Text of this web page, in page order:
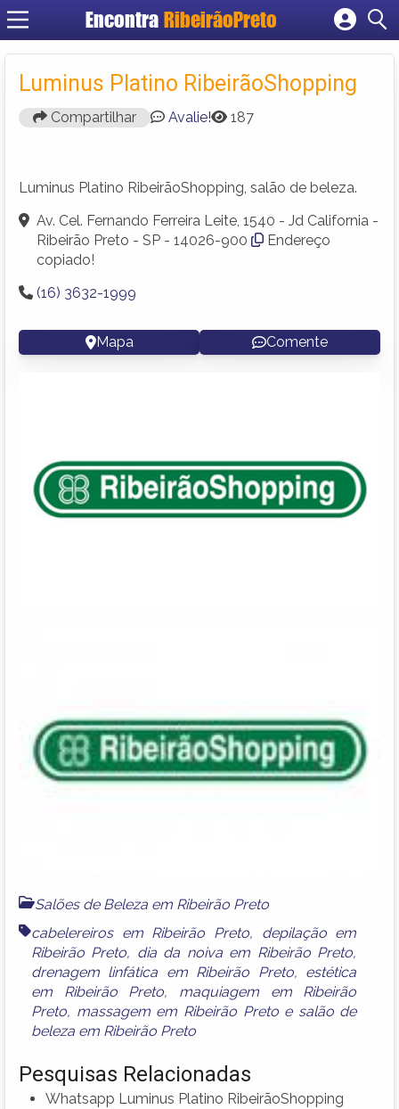
Encontra RibeirãoPreto
Cadastrar empresa
Fazer login
Criar conta
Luminus Platino RibeirãoShopping
Compartilhar Avalie! 187
Luminus Platino RibeirãoShopping, salão de beleza.
Av. Cel. Fernando Ferreira Leite, 1540 - Jd California -
Ribeirão Preto - SP - 14026-900
Endereço
copiado!
(16) 3632-1999
Mapa Comente
Salões de Beleza em Ribeirão Preto
cabelereiros em Ribeirão Preto, depilação em
Ribeirão Preto, dia da noiva em Ribeirão Preto,
drenagem linfática em Ribeirão Preto, estética
em Ribeirão Preto, maquiagem em Ribeirão
Preto, massagem em Ribeirão Pretoe salão de
beleza em Ribeirão Preto
Pesquisas Relacionadas
Whatsapp Luminus Platino RibeirãoShopping